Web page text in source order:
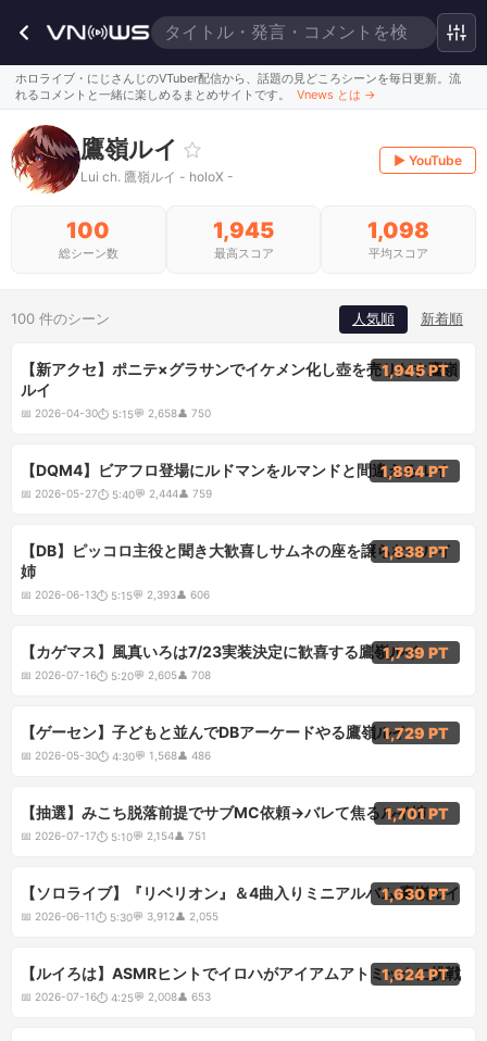
ホロライブ・にじさんじのVTuber配信から、話題の見どころシーンを毎日更新。流
れるコメントと一緒に楽しめるまとめサイトです。
Vnews とは →
鷹嶺ルイ
Lui ch. 鷹嶺ルイ - holoX -
▶ YouTube
100
総シーン数
1,945
最高スコア
1,098
平均スコア
100 件のシーン 人気順 新着順
5:15
【新アクセ】ポニテ×グラサンでイケメン化し壺を売りだす鷹嶺
ルイ
📅 2026-04-30⏱ 5:15💬 2,658👤 750
1,945 PT
5:40
【DQM4】ビアフロ登場にルドマンをルマンドと間違えるルイ
📅 2026-05-27⏱ 5:40💬 2,444👤 759
1,894 PT
5:15
【DB】ピッコロ主役と聞き大歓喜しサムネの座を譲らないルイ
姉
📅 2026-06-13⏱ 5:15💬 2,393👤 606
1,838 PT
5:20
【カゲマス】風真いろは7/23実装決定に歓喜する鷹嶺ルイ
📅 2026-07-16⏱ 5:20💬 2,605👤 708
1,739 PT
4:30
【ゲーセン】子どもと並んでDBアーケードやる鷹嶺ルイ
📅 2026-05-30⏱ 4:30💬 1,568👤 486
1,729 PT
5:10
【抽選】みこち脱落前提でサブMC依頼→バレて焦るルイ姉
📅 2026-07-17⏱ 5:10💬 2,154👤 751
1,701 PT
5:30
【ソロライブ】『リベリオン』＆4曲入りミニアルバム 鷹嶺ルイ
📅 2026-06-11⏱ 5:30💬 3,912👤 2,055
1,630 PT
4:25
【ルイろは】ASMRヒントでイロハがアイアムアトミックに挑戦
📅 2026-07-16⏱ 4:25💬 2,008👤 653
1,624 PT